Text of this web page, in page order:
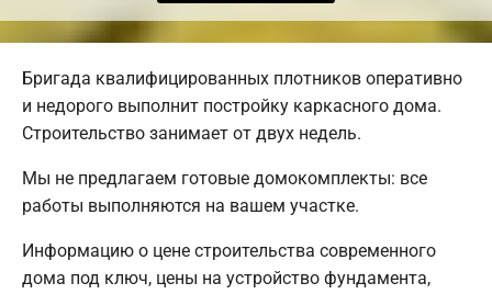
Бригада квалифицированных плотников оперативно
и недорого выполнит постройку каркасного дома.
Строительство занимает от двух недель.
Мы не предлагаем готовые домокомплекты: все
работы выполняются на вашем участке.
Информацию о цене строительства современного
дома под ключ, цены на устройство фундамента,